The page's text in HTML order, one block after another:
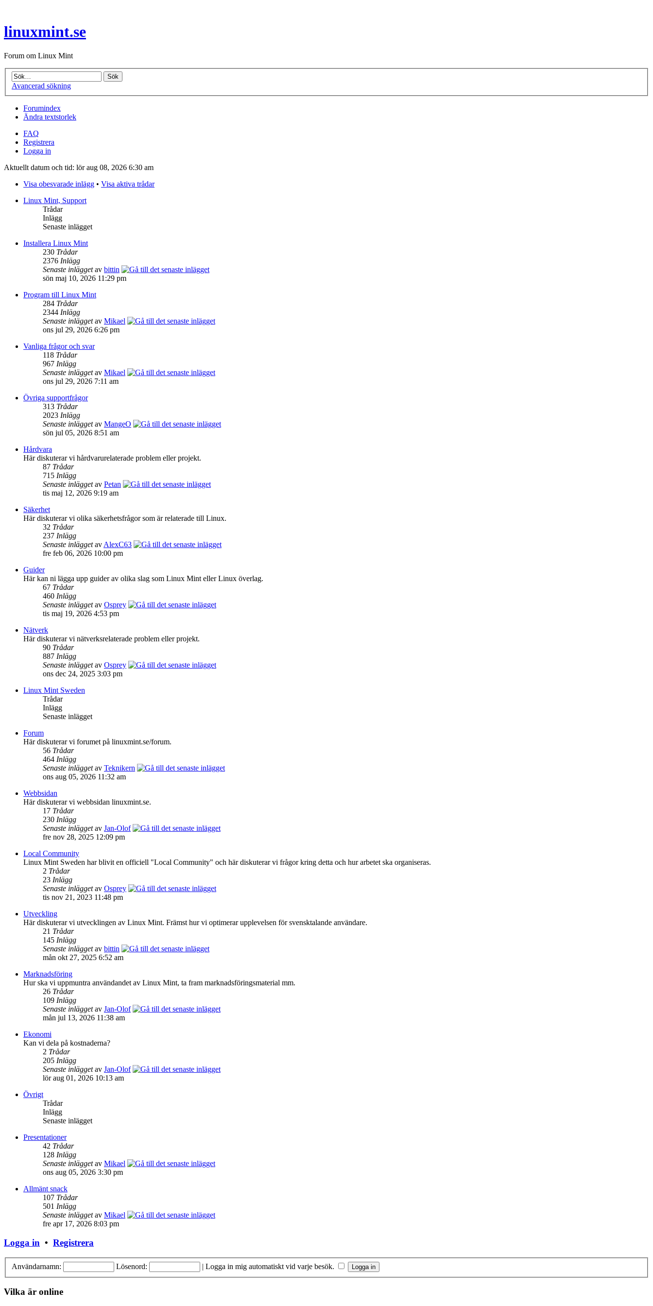
linuxmint.se
Forum om Linux Mint
Avancerad sökning
Forumindex
Ändra textstorlek
FAQ
Registrera
Logga in
Aktuellt datum och tid: lör aug 08, 2026 6:30 am
Visa obesvarade inlägg • Visa aktiva trådar
Linux Mint, Support
Trådar
Inlägg
Senaste inlägget
Installera Linux Mint
230 Trådar
2376 Inlägg
Senaste inläggetav bittin
sön maj 10, 2026 11:29 pm
Program till Linux Mint
284 Trådar
2344 Inlägg
Senaste inläggetav Mikael
ons jul 29, 2026 6:26 pm
Vanliga frågor och svar
118 Trådar
967 Inlägg
Senaste inläggetav Mikael
ons jul 29, 2026 7:11 am
Övriga supportfrågor
313 Trådar
2023 Inlägg
Senaste inläggetav MangeO
sön jul 05, 2026 8:51 am
Hårdvara
Här diskuterar vi hårdvarurelaterade problem eller projekt.
87 Trådar
715 Inlägg
Senaste inläggetav Petan
tis maj 12, 2026 9:19 am
Säkerhet
Här diskuterar vi olika säkerhetsfrågor som är relaterade till Linux.
32 Trådar
237 Inlägg
Senaste inläggetavAlexC63
fre feb 06, 2026 10:00 pm
Guider
Här kan ni lägga upp guider av olika slag som Linux Mint eller Linux överlag.
67 Trådar
460 Inlägg
Senaste inläggetav Osprey
tis maj 19, 2026 4:53 pm
Nätverk
Här diskuterar vi nätverksrelaterade problem eller projekt.
90 Trådar
887 Inlägg
Senaste inläggetav Osprey
ons dec 24, 2025 3:03 pm
Linux Mint Sweden
Trådar
Inlägg
Senaste inlägget
Forum
Här diskuterar vi forumet på linuxmint.se/forum.
56 Trådar
464 Inlägg
Senaste inläggetav Teknikern
ons aug 05, 2026 11:32 am
Webbsidan
Här diskuterar vi webbsidan linuxmint.se.
17 Trådar
230 Inlägg
Senaste inläggetav Jan-Olof
fre nov 28, 2025 12:09 pm
Local Community
Linux Mint Sweden har blivit en officiell "Local Community" och här diskuterar vi frågor kring detta och hur arbetet ska organiseras.
2 Trådar
23 Inlägg
Senaste inläggetav Osprey
tis nov 21, 2023 11:48 pm
Utveckling
Här diskuterar vi utvecklingen av Linux Mint. Främst hur vi optimerar upplevelsen för svensktalande användare.
21 Trådar
145 Inlägg
Senaste inläggetav bittin
mån okt 27, 2025 6:52 am
Marknadsföring
Hur ska vi uppmuntra användandet av Linux Mint, ta fram marknadsföringsmaterial mm.
26 Trådar
109 Inlägg
Senaste inläggetav Jan-Olof
mån jul 13, 2026 11:38 am
Ekonomi
Kan vi dela på kostnaderna?
2 Trådar
205 Inlägg
Senaste inläggetav Jan-Olof
lör aug 01, 2026 10:13 am
Övrigt
Trådar
Inlägg
Senaste inlägget
Presentationer
42 Trådar
128 Inlägg
Senaste inläggetav Mikael
ons aug 05, 2026 3:30 pm
Allmänt snack
107 Trådar
501 Inlägg
Senaste inläggetav Mikael
fre apr 17, 2026 8:03 pm
Logga in • Registrera
Användarnamn: Lösenord: | Logga in mig automatiskt vid varje besök.
Vilka är online